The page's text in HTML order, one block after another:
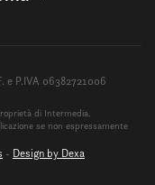
e P.IVA 06382721006
di Intermedia.
se non espressamente
- Design by Dexa